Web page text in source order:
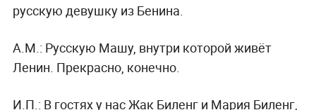
русскую девушку из Бенина.
А.М.: Русскую Машу, внутри которой живёт
Ленин. Прекрасно, конечно.
И.П.: В гостях у нас Жак Биленг и Мария Биленг,